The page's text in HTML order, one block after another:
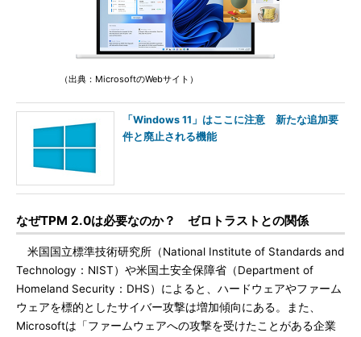
（出典：MicrosoftのWebサイト）
「Windows 11」はここに注意 新たな追加要
件と廃止される機能
なぜTPM 2.0は必要なのか？ ゼロトラストとの関係
米国国立標準技術研究所（National Institute of Standards and
Technology：NIST）や米国土安全保障省（Department of
Homeland Security：DHS）によると、ハードウェアやファーム
ウェアを標的としたサイバー攻撃は増加傾向にある。また、
Microsoftは「ファームウェアへの攻撃を受けたことがある企業